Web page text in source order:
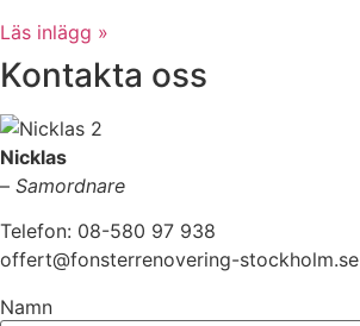
Läs inlägg »
Kontakta oss
Nicklas
– Samordnare
Telefon: 08-580 97 938
offert@fonsterrenovering-stockholm.se
Namn